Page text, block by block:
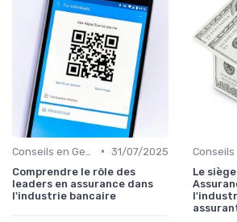
• 31/07/2025
Comprendre le rôle des
leaders en assurance dans
l'industrie bancaire
Le